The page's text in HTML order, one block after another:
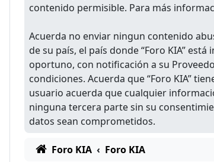
contenido permisible. Para más
Acuerda no enviar ningun contenido
de su país, el país donde “Foro KIA”
oportuno, con notificación a su
condiciones. Acuerda que “Foro KIA”
usuario acuerda que cualquier
ninguna tercera parte sin su
datos sean comprometidos.
Foro KIA Foro KIA